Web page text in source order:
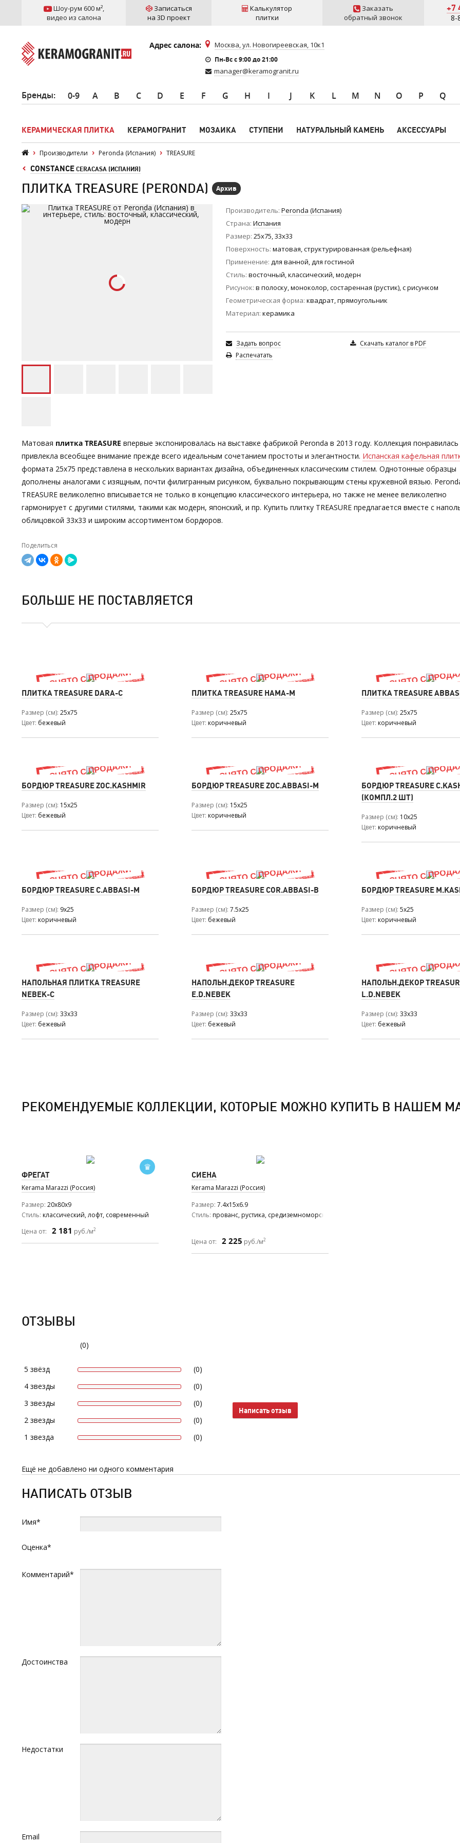
Шоу-рум 600 м²,
видео из салона
Записаться
на 3D проект
Калькулятор
плитки
Заказать
обратный звонок
+7
8-
Адрес салона: Москва, ул. Новогиреевская, 10к1
Пн-Вс c 9:00 до 21:00
manager@keramogranit.ru
Бренды: 0-9 A B C D E F G H I J K L M N O P Q
КЕРАМИЧЕСКАЯ ПЛИТКА КЕРАМОГРАНИТ МОЗАИКА СТУПЕНИ НАТУРАЛЬНЫЙ КАМЕНЬ АКСЕССУАРЫ
Производители Peronda (Испания) TREASURE
CONSTANCE CERACASA (ИСПАНИЯ)
ПЛИТКА TREASURE (PERONDA) Архив
Производитель Peronda (Испания)
Страна Испания
Размер 25x75, 33x33
Поверхность матовая, структурированная (рельефная)
Применение для ванной, для гостиной
Стиль восточный, классический, модерн
Рисунок в полоску, моноколор, состаренная (рустик), с рисунком
Геометрическая форма квадрат, прямоугольник
Материал керамика
Задать вопрос
Скачать каталог в PDF
Распечатать
Матовая плитка TREASURE впервые экспонировалась на выставке фабрикой Peronda в 2013 году. Коллекция понравилась
привлекла всеобщее внимание прежде всего идеальным сочетанием простоты и элегантности. Испанская кафельная
формата 25х75 представлена в нескольких вариантах дизайна, объединенных классическим стилем. Однотонные образцы
дополнены аналогами с изящным, почти филигранным рисунком, буквально покрывающим стены кружевной вязью.
TREASURE великолепно вписывается не только в концепцию классического интерьера, но также не менее великолепно
гармонирует с другими стилями, такими как модерн, японский, и пр. Купить плитку TREASURE предлагается вместе с
облицовкой 33х33 и широким ассортиментом бордюров.
Поделиться
БОЛЬШЕ НЕ ПОСТАВЛЯЕТСЯ
ПЛИТКА TREASURE DARA-C
Размер (см) 25x75
Цвет бежевый
ПЛИТКА TREASURE HAMA-M
Размер (см) 25x75
Цвет коричневый
ПЛИТКА TREASURE
Размер (см) 25x75
Цвет коричневый
БОРДЮР TREASURE ZOC.KASHMIR
Размер (см) 15x25
Цвет бежевый
БОРДЮР TREASURE ZOC.ABBASI-M
Размер (см) 15x25
Цвет коричневый
БОРДЮР TREASURE
(КОМПЛ.2 ШТ)
Размер (см) 10x25
Цвет коричневый
БОРДЮР TREASURE C.ABBASI-M
Размер (см) 9x25
Цвет коричневый
БОРДЮР TREASURE COR.ABBASI-B
Размер (см) 7.5x25
Цвет бежевый
БОРДЮР TREASURE
Размер (см) 5x25
Цвет коричневый
НАПОЛЬНАЯ ПЛИТКА TREASURE
NEBEK-C
Размер (см) 33x33
Цвет бежевый
НАПОЛЬН.ДЕКОР TREASURE
E.D.NEBEK
Размер (см) 33x33
Цвет бежевый
НАПОЛЬН.ДЕКОР
L.D.NEBEK
Размер (см) 33x33
Цвет бежевый
РЕКОМЕНДУЕМЫЕ КОЛЛЕКЦИИ, КОТОРЫЕ МОЖНО КУПИТЬ В НАШЕМ
ФРЕГАТ
Kerama Marazzi (Россия)
Размер 20x80x9
Стиль классический, лофт, современный
Цена от:
2 181 руб./м2
СИЕНА
Kerama Marazzi (Россия)
Размер 7.4x15x6.9
Стиль прованс, рустика, средиземноморский
Цена от: 2 225 руб./м2
ОТЗЫВЫ
(0)
5 звёзд
(0)
4 звезды
(0)
3 звезды
(0)
2 звезды
(0)
1 звезда
(0)
Написать отзыв
Ещё не добавлено ни одного комментария
НАПИСАТЬ ОТЗЫВ
Имя*
Оценка*
Комментарий*
Достоинства
Недостатки
Email